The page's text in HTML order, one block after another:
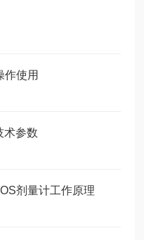
作使用
术参数
剂量计工作原理